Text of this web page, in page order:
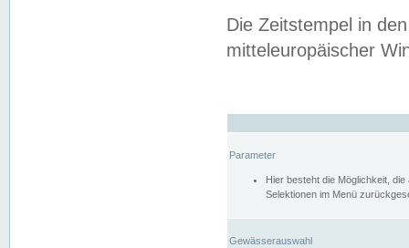
Die Zeitstempel in
mitteleuropäischer
Parameter
Hier besteht die Möglichkeit,
Selektionen im Menü
Gewässerauswahl